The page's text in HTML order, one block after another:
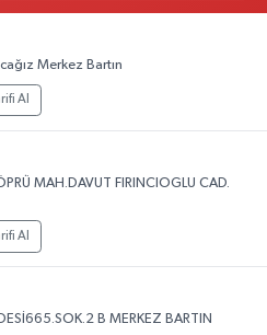
Merkez Bartın
Al
MAH.DAVUT FIRINCIOGLU CAD.
Al
B MERKEZ BARTIN